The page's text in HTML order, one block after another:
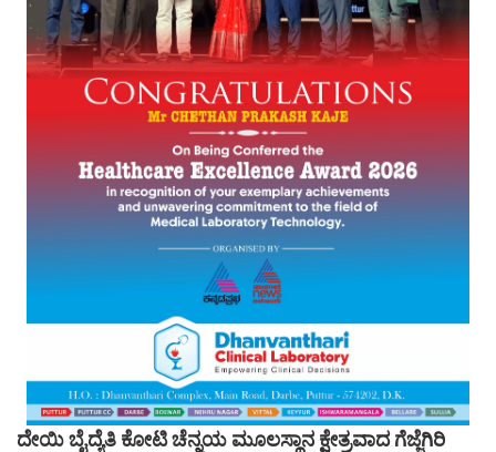
ದೇಯಿ ಬೈದ್ಯೆತಿ ಕೋಟಿ ಚೆನ್ನಯ ಮೂಲಸ್ಥಾನ ಕ್ಷೇತ್ರವಾದ ಗೆಜ್ಜೆಗಿರಿ